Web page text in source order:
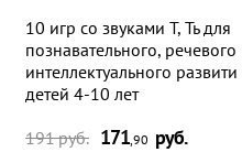
10 игр со звуками Т, Ть для
познавательного, речевого
интеллектуального
детей 4-10 лет
191 руб. 171,90 руб.